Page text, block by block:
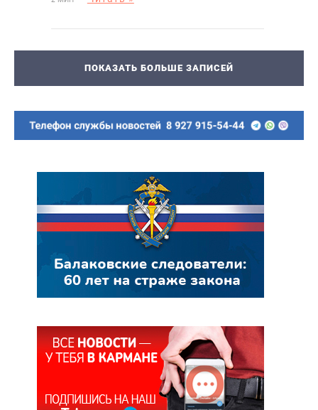
ПОКАЗАТЬ БОЛЬШЕ ЗАПИСЕЙ